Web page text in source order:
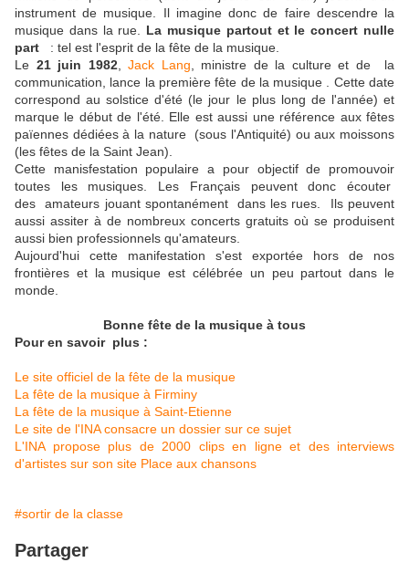
instrument de musique. Il imagine donc de faire descendre la
musique dans la rue. La musique partout et le concert nulle
part : tel est l'esprit de la fête de la musique.
Le 21 juin 1982,Jack Lang , ministre de la culture et de la
communication, lance la première fête de la musique . Cette date
correspond au solstice d'été (le jour le plus long de l'année) et
marque le début de l'été. Elle est aussi une référence aux fêtes
païennes dédiées à la nature (sous l'Antiquité) ou aux moissons
(les fêtes de la Saint Jean).
Cette manisfestation populaire a pour objectif de promouvoir
toutes les musiques. Les Français peuvent donc écouter
des amateurs jouant spontanément dans les rues. Ils peuvent
aussi assiter à de nombreux concerts gratuits où se produisent
aussi bien professionnels qu'amateurs.
Aujourd'hui cette manifestation s'est exportée hors de nos
frontières et la musique est célébrée un peu partout dans le
monde.
Bonne fête de la musique à tous
Pour en savoir plus :
Le site officiel de la fête de la musique
La fête de la musique à Firminy
La fête de la musique à Saint-Etienne
Le site de l'INA consacre un dossier sur ce sujet
L'INA propose plus de 2000 clips en ligne et des interviews
d'artistes sur son site Place aux chansons
#sortir de la classe
Partager